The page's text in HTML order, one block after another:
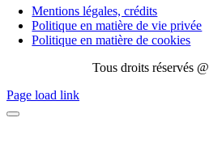
Mentions légales, crédits
Politique en matière de vie privée
Politique en matière de cookies
Tous droits réservés
Page load link